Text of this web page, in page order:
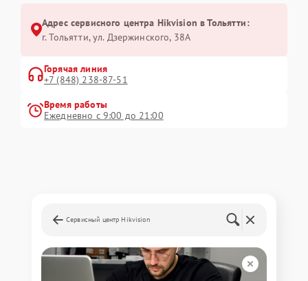
Адрес сервисного центра Hikvision в Тольятти:
г. Тольятти, ул. Дзержинского, 38А
Горячая линия
+7 (848) 238-87-51
Время работы
Ежедневно с 9:00 до 21:00
Сервисный центр Hikvision